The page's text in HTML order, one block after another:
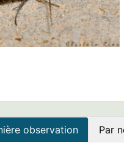
observation Par